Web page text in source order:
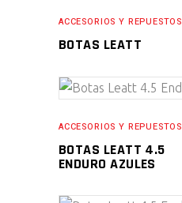
ACCESORIOS Y REPUESTOS
BOTAS LEATT
ACCESORIOS Y REPUESTOS
BOTAS LEATT 4.5
ENDURO AZULES